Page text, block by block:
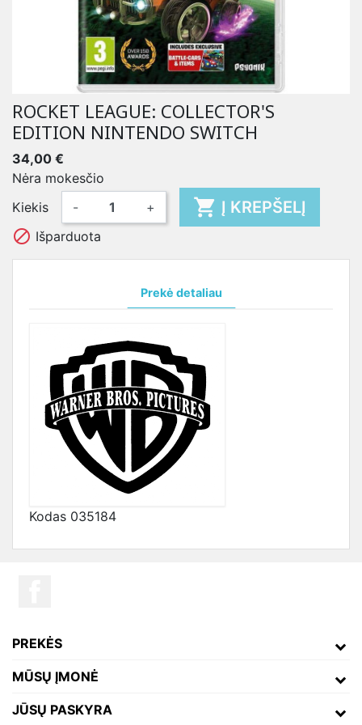
ROCKET LEAGUE: COLLECTOR'S
EDITION NINTENDO SWITCH
34,00 €
Nėra mokesčio
Kiekis
- +  Į KREPŠELĮ
 Išparduota
Prekė detaliau
Kodas 035184
PREKĖS
MŪSŲ ĮMONĖ
JŪSŲ PASKYRA